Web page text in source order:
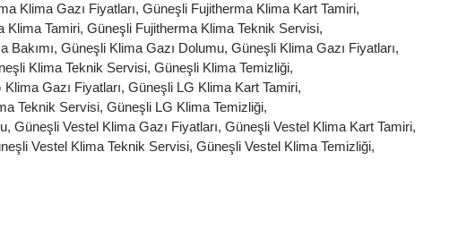
Klima Gazı Fiyatları, Güneşli Fujitherma Klima Kart Tamiri,
Klima Tamiri, Güneşli Fujitherma Klima Teknik Servisi,
Bakımı, Güneşli Klima Gazı Dolumu, Güneşli Klima Gazı Fiyatları,
Klima Teknik Servisi, Güneşli Klima Temizliği,
Gazı Fiyatları, Güneşli LG Klima Kart Tamiri,
Teknik Servisi, Güneşli LG Klima Temizliği,
, Güneşli Vestel Klima Gazı Fiyatları, Güneşli Vestel Klima Kart Tamiri,
Vestel Klima Teknik Servisi, Güneşli Vestel Klima Temizliği,